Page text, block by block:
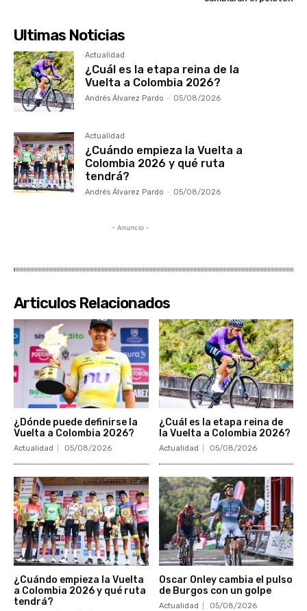
Ultimas Noticias
Actualidad
¿Cuál es la etapa reina de la
Vuelta a Colombia 2026?
Andrés Álvarez Pardo - 05/08/2026
Actualidad
¿Cuándo empieza la Vuelta a
Colombia 2026 y qué ruta
tendrá?
Andrés Álvarez Pardo - 05/08/2026
- Anuncio -
Articulos Relacionados
¿Dónde puede definirse la
Vuelta a Colombia 2026?
Actualidad 05/08/2026
¿Cuál es la etapa reina de
la Vuelta a Colombia 2026?
Actualidad 05/08/2026
¿Cuándo empieza la Vuelta
a Colombia 2026 y qué ruta
tendrá?
Oscar Onley cambia el pulso
de Burgos con un golpe
Actualidad 05/08/2026